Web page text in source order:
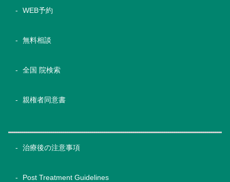
WEB予約
無料相談
全国 院検索
親権者同意書
治療後の注意事項
Post Treatment Guidelines